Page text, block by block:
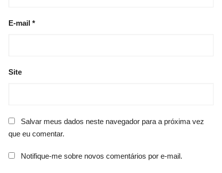
E-mail*
Site
Salvar meus dados neste navegador para a próxima vez
que eu comentar.
Notifique-me sobre novos comentários por e-mail.